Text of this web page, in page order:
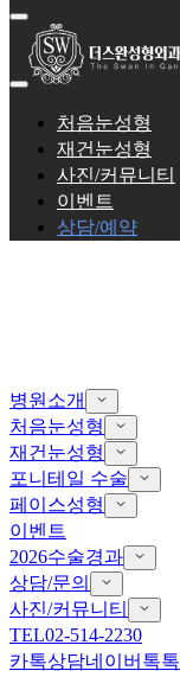
처음눈성형
재건눈성형
사진/커뮤니티
이벤트
상담/예약
병원소개
처음눈성형
재건눈성형
포니테일 수술
페이스성형
이벤트
2026수술경과
상담/문의
사진/커뮤니티
TEL02-514-2230
카톡상담네이버톡톡